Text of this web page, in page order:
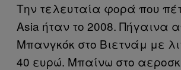
Την τελευταία φορά που
Asia ήταν το 2008. Πήγαινα
Μπανγκόκ στο Βιετνάμ με
40 ευρώ. Μπαίνω στο